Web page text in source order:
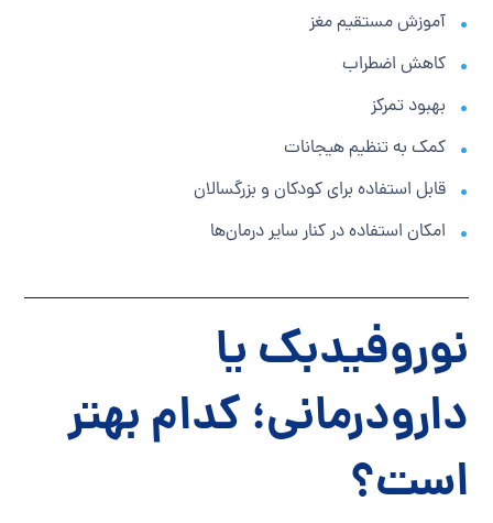
آموزش مستقیم مغز
کاهش اضطراب
بهبود تمرکز
کمک به تنظیم هیجانات
قابل استفاده برای کودکان و بزرگسالان
امکان استفاده در کنار سایر درمان‌ها
نوروفیدبک یا
دارودرمانی؛ کدام بهتر
است؟